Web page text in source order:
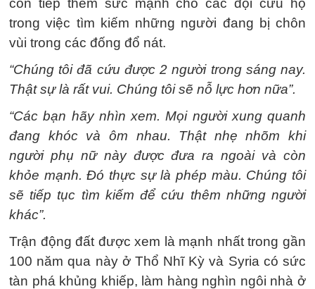
còn tiếp thêm sức mạnh cho các đội cứu hộ
trong việc tìm kiếm những người đang bị chôn
vùi trong các đống đổ nát.
“Chúng tôi đã cứu được 2 người trong sáng nay.
Thật sự là rất vui. Chúng tôi sẽ nỗ lực hơn nữa”.
“Các bạn hãy nhìn xem. Mọi người xung quanh
đang khóc và ôm nhau. Thật nhẹ nhõm khi
người phụ nữ này được đưa ra ngoài và còn
khỏe mạnh. Đó thực sự là phép màu. Chúng tôi
sẽ tiếp tục tìm kiếm để cứu thêm những người
khác”.
Trận động đất được xem là mạnh nhất trong gần
100 năm qua này ở Thổ Nhĩ Kỳ và Syria có sức
tàn phá khủng khiếp, làm hàng nghìn ngôi nhà ở